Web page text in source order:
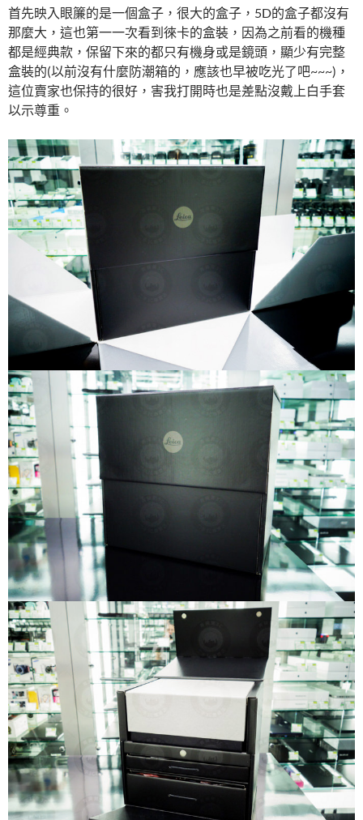
首先映入眼簾的是一個盒子，很大的盒子，5D的盒子都沒有
那麼大，這也第一一次看到徠卡的盒裝，因為之前看的機種
都是經典款，保留下來的都只有機身或是鏡頭，顯少有完整
盒裝的(以前沒有什麼防潮箱的，應該也早被吃光了吧~~~)，
這位賣家也保持的很好，害我打開時也是差點沒戴上白手套
以示尊重。